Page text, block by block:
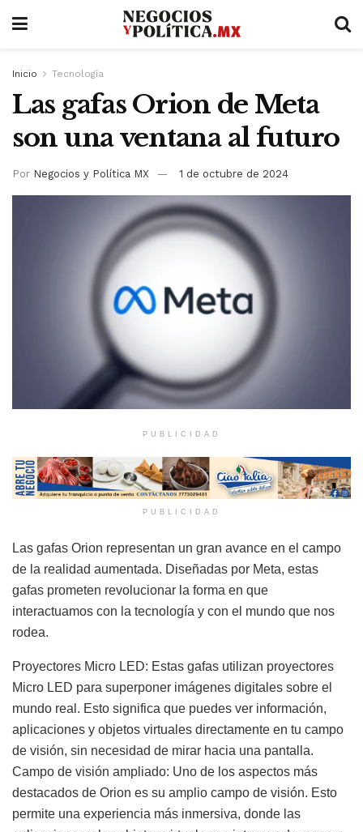
Inicio Tecnología
Las gafas Orion de Meta
son una ventana al futuro
Por Negocios y Política MX 1 de octubre de 2024
PUBLICIDAD
PUBLICIDAD
Las gafas Orion representan un gran avance en el campo
de la realidad aumentada. Diseñadas por Meta, estas
gafas prometen revolucionar la forma en que
interactuamos con la tecnología y con el mundo que nos
rodea.
Proyectores Micro LED: Estas gafas utilizan proyectores
Micro LED para superponer imágenes digitales sobre el
mundo real. Esto significa que puedes ver información,
aplicaciones y objetos virtuales directamente en tu campo
de visión, sin necesidad de mirar hacia una pantalla.
Campo de visión ampliado: Uno de los aspectos más
destacados de Orion es su amplio campo de visión. Esto
permite una experiencia más inmersiva, donde las